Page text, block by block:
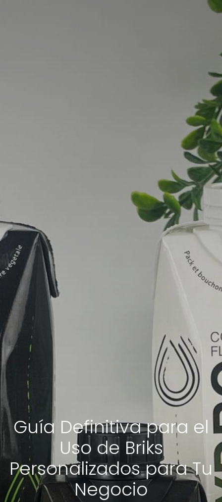
Guía Definitiva para el
Uso de Briks
Personalizados para Tu
Negocio